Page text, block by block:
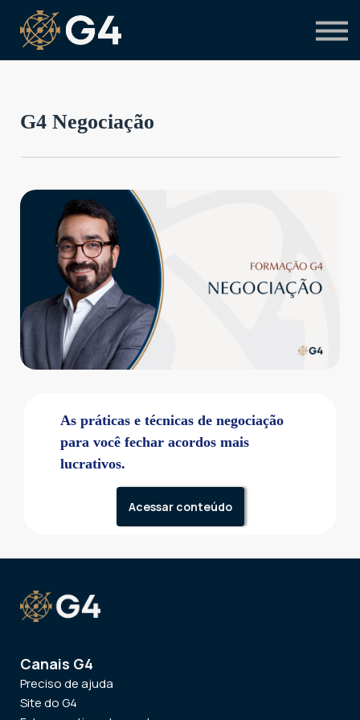
G4 Negociação
As práticas e técnicas de negociação
para você fechar acordos mais
lucrativos.
Acessar conteúdo
Canais G4
Preciso de ajuda
Site do G4